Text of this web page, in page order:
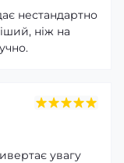
нестандартно
ніж на
увагу